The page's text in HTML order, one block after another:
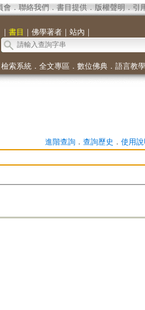
會． 聯絡我們 ． 書目提供． 版權聲明 ． 引
｜ 書目 ｜ 佛學著者｜ 站內 ｜
檢索系統． 全文專區 ． 數位佛典． 語言教學
進階查詢． 查詢歷史 ． 使用說